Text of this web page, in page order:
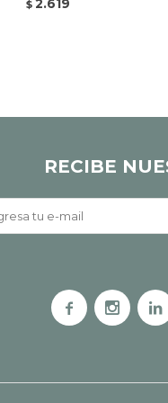
$ 2.619
RECIBE
  